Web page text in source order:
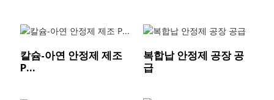
칼슘-아연 안정제 제조
P...
복합납 안정제 공장 공
급